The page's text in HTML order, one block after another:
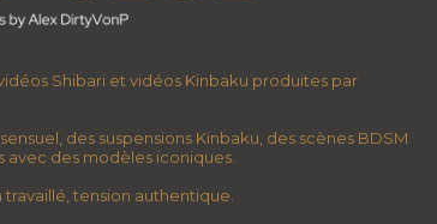
Shibari et vidéos Kinbaku produites par
des suspensions Kinbaku, des scènes BDSM
des modèles iconiques.
tension authentique.